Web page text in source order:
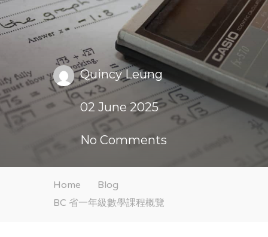
Quincy Leung
02 June 2025
No Comments
Home
Blog
BC 省一年級數學課程概覽